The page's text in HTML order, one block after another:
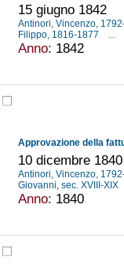
15 giugno 1842
Antinori, Vincenzo,
Filippo, 1816-1877
...
Anno: 1842
10 dicembre 1840
Antinori, Vincenzo,
Giovanni, sec. XVIII-XIX
Anno: 1840